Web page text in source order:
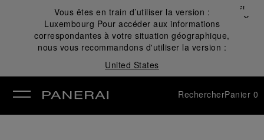
Vous êtes en train d’utiliser la version :
Luxembourg Pour accéder aux informations
correspondantes à votre situation géographique,
nous vous recommandons d'utiliser la version :
United States
Fermer
✕
RechercherPanier 0